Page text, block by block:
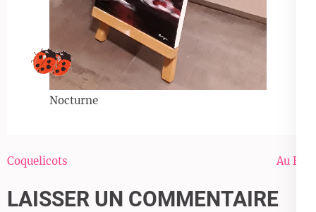
Nocturne
Navigation
l’article
Coquelicots Au Bal
LAISSER UN COMMENTAIRE